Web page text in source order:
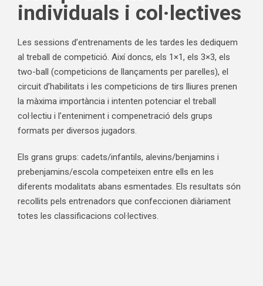
individuals i col·lectives
Les sessions d’entrenaments de les tardes les dediquem
al treball de competició. Així doncs, els 1×1, els 3×3, els
two-ball (competicions de llançaments per parelles), el
circuit d’habilitats i les competicions de tirs lliures prenen
la màxima importància i intenten potenciar el treball
col·lectiu i l’enteniment i compenetració dels grups
formats per diversos jugadors.
Els grans grups: cadets/infantils, alevins/benjamins i
prebenjamins/escola competeixen entre ells en les
diferents modalitats abans esmentades. Els resultats són
recollits pels entrenadors que confeccionen diàriament
totes les classificacions col·lectives.